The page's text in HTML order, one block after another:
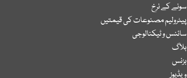
سونے کے نرخ
پیٹرولیم مصنوعات کی قیمتیں
سائنس و ٹیکنالوجی
بلاگ
بزنس
ویڈیوز